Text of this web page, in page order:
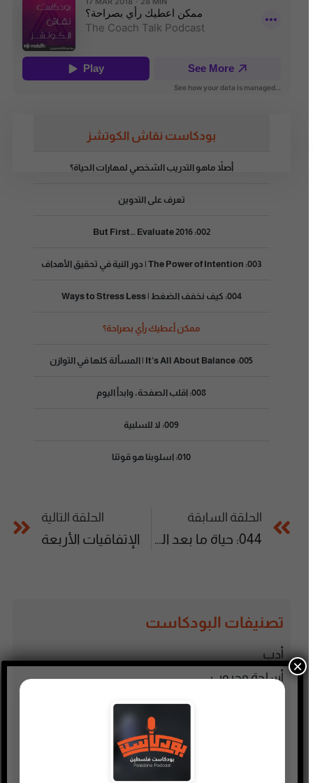
بودكاست نقاش الكوتشز
أصلاً ماهو التدريب الشخصي لمهارات الحياة؟
تعرف على التدوين
002: But First… Evaluate 2016
003: The Power of Intention | دور النية في تحقيق الأهداف
004: كيف نخفف الضغط | Ways to Stress Less
ممكن أعطيك رأي بصراحة؟
005: It’s All About Balance | المسألة كلها في التوازن
008: اقلب الصفحة، وابدأ اليوم
009: لا للسلبية
010: اسلوبنا هو قوتنا
الحلقة السابقة
044: حياة ما بعد التقاعد
الحلقة التالية
الإتفاقيات الأربعة
تصنيفات البودكاست
أدب
أسلحة وحروب
×